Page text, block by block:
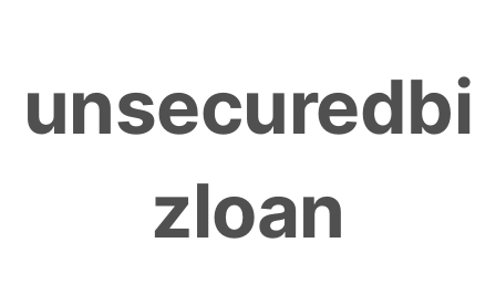
content
unsecuredbi
zloan